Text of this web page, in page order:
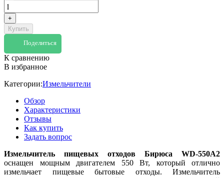
+
Купить
Поделиться
К сравнению
В избранное
Категории:Измельчители
Обзор
Характеристики
Отзывы
Как купить
Задать вопрос
Измельчитель пищевых отходов Бирюса WD-550A2
оснащен мощным двигателем 550 Вт, который отлично
измельчает пищевые бытовые отходы. Измельчитель